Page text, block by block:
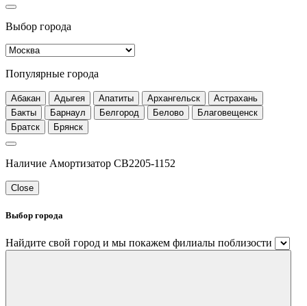
Выбор города
Популярные города
Абакан Адыгея Апатиты Архангельск
Астрахань
Бакты
Барнаул Белгород Белово
Благовещенск
Братск
Брянск
Наличие Амортизатор CB2205-1152
Close
Выбор города
Найдите свой город и мы покажем филиалы поблизости